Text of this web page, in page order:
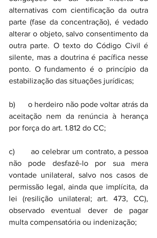
alternativas com cientificação da outra
parte (fase da concentração), é vedado
alterar o objeto, salvo consentimento da
outra parte. O texto do Código Civil é
silente, mas a doutrina é pacífica nesse
ponto. O fundamento é o princípio da
estabilização das situações jurídicas;
b)      o herdeiro não pode voltar atrás da
aceitação nem da renúncia à herança
por força do art. 1.812 do CC;
c)       ao celebrar um contrato, a pessoa
não pode desfazê-lo por sua mera
vontade unilateral, salvo nos casos de
permissão legal, ainda que implícita, da
lei (resilição unilateral; art. 473, CC),
observado eventual dever de pagar
multa compensatória ou indenização;